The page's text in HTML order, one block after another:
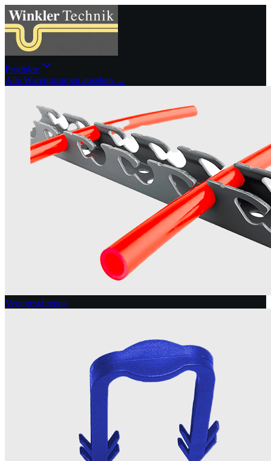
Produkte
Alle Warengruppen ansehen →
Verlegeschienen